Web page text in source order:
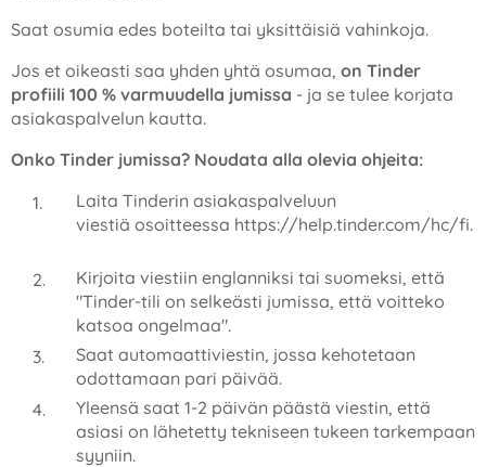
Saat osumia edes boteilta tai yksittäisiä vahinkoja.
Jos et oikeasti saa yhden yhtä osumaa, on Tinder
profiili 100 % varmuudella jumissa - ja se tulee korjata
asiakaspalvelun kautta.
Onko Tinder jumissa? Noudata alla olevia ohjeita:
Laita Tinderin asiakaspalveluun
viestiä osoitteessa https://help.tinder.com/hc/fi.
Kirjoita viestiin englanniksi tai suomeksi, että
"Tinder-tili on selkeästi jumissa, että voitteko
katsoa ongelmaa".
Saat automaattiviestin, jossa kehotetaan
odottamaan pari päivää.
Yleensä saat 1-2 päivän päästä viestin, että
asiasi on lähetetty tekniseen tukeen tarkempaan
syyniin.